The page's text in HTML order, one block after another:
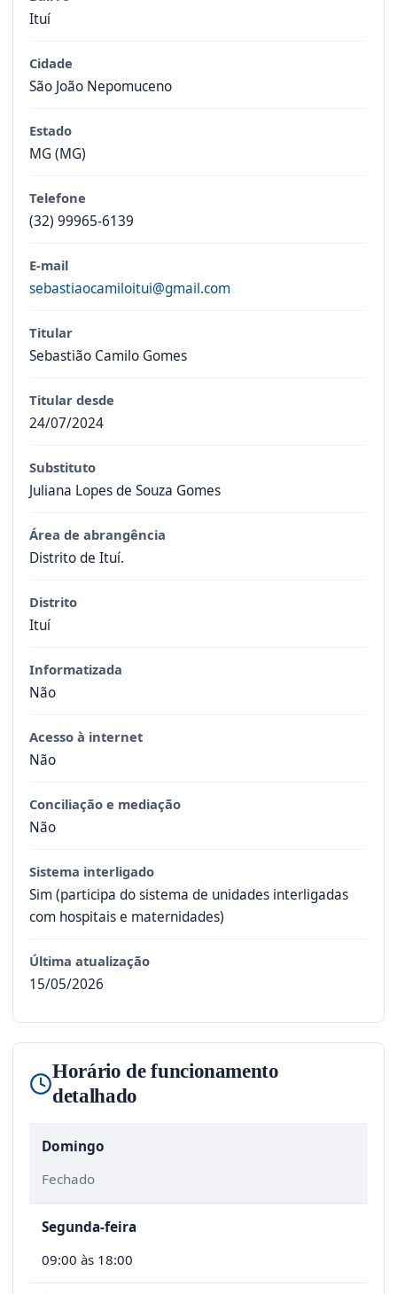
Ituí
Cidade
São João Nepomuceno
Estado
MG (MG)
Telefone
(32) 99965-6139
E-mail
sebastiaocamiloitui@gmail.com
Titular
Sebastião Camilo Gomes
Titular desde
24/07/2024
Substituto
Juliana Lopes de Souza Gomes
Área de abrangência
Distrito de Ituí.
Distrito
Ituí
Informatizada
Não
Acesso à internet
Não
Conciliação e mediação
Não
Sistema interligado
Sim (participa do sistema de unidades interligadas
com hospitais e maternidades)
Última atualização
15/05/2026
Horário de funcionamento
detalhado
Domingo
Fechado
Segunda-feira
09:00 às 18:00